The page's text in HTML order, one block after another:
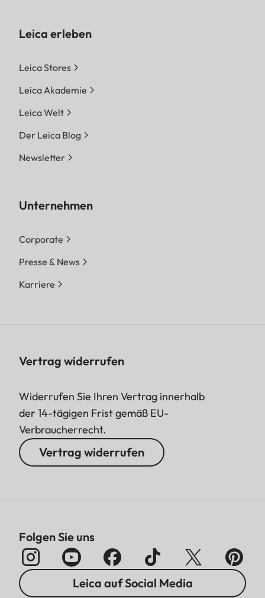
Leica erleben
Leica Stores
Leica Akademie
Leica Welt
Der Leica Blog
Newsletter
Unternehmen
Corporate
Presse & News
Karriere
Vertrag widerrufen
Widerrufen Sie Ihren Vertrag innerhalb
der 14-tägigen Frist gemäß EU-
Verbraucherrecht.
Vertrag widerrufen
Folgen Sie uns
Leica auf Social Media